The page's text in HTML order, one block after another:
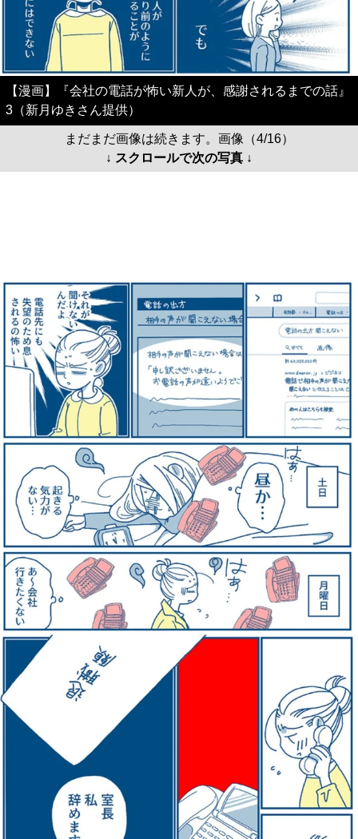
【漫画】『会社の電話が怖い新人が、感謝されるまでの話』
3（新月ゆきさん提供）
まだまだ画像は続きます。画像（4/16）
↓ スクロールで次の写真 ↓